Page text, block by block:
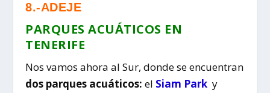
8.-ADEJE
PARQUES ACUÁTICOS EN
TENERIFE
Nos vamos ahora al Sur, donde se encuentran
dos parques acuáticos: el Siam Park y